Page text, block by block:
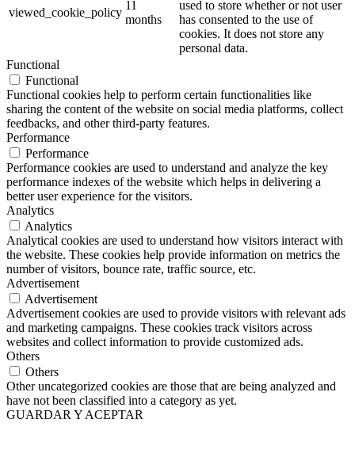
viewed_cookie_policy
11
months
used to store whether or not user
has consented to the use of
cookies. It does not store any
personal data.
Functional
Functional
Functional cookies help to perform certain functionalities like
sharing the content of the website on social media platforms, collect
feedbacks, and other third-party features.
Performance
Performance
Performance cookies are used to understand and analyze the key
performance indexes of the website which helps in delivering a
better user experience for the visitors.
Analytics
Analytics
Analytical cookies are used to understand how visitors interact with
the website. These cookies help provide information on metrics the
number of visitors, bounce rate, traffic source, etc.
Advertisement
Advertisement
Advertisement cookies are used to provide visitors with relevant ads
and marketing campaigns. These cookies track visitors across
websites and collect information to provide customized ads.
Others
Others
Other uncategorized cookies are those that are being analyzed and
have not been classified into a category as yet.
GUARDAR Y ACEPTAR